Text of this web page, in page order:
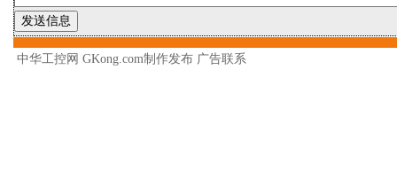
中华工控网 GKong.com制作发布 广告联系